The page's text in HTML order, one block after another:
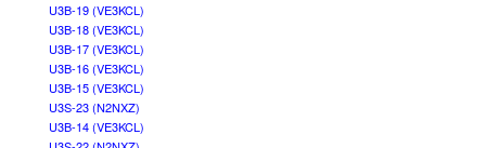
U3B-19 (VE3KCL)
U3B-18 (VE3KCL)
U3B-17 (VE3KCL)
U3B-16 (VE3KCL)
U3B-15 (VE3KCL)
U3S-23 (N2NXZ)
U3B-14 (VE3KCL)